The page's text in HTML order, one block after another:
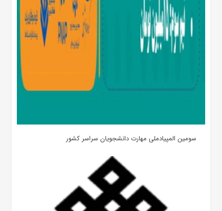
سومین المپیادملی مهارت دانشجویان سراسر کشور